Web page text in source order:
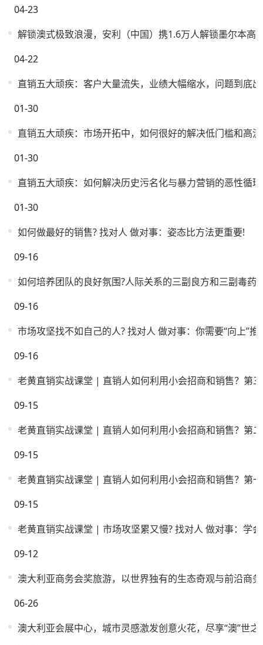
04-23
解锁澳式极致浪漫，安利（中国）携1.6万人解锁墨尔本高
04-22
直销五大顽疾：客户大量流失，业绩大幅缩水，问题到底
01-30
直销五大顽疾：市场开拓中，如何很好的解决低门槛和高
01-30
直销五大顽疾：如何解决历史污名化与暴力营销的恶性循
01-30
如何做最好的销售? 找对人 做对事：姿态比方法更重要!
09-16
如何培养团队的良好氛围?人际关系的三副良方和三副毒药
09-16
市场攻坚找不如自己的人? 找对人 做对事：你需要“向上”推
09-16
老黄直销实战课堂 | 直销人如何利用小会招商和销售？第
09-15
老黄直销实战课堂 | 直销人如何利用小会招商和销售？第
09-15
老黄直销实战课堂 | 直销人如何利用小会招商和销售？第
09-15
老黄直销实战课堂 | 市场攻坚累又慢? 找对人 做对事：学
09-12
澳大利亚商务会奖旅游，以世界独有的生态奇观与前沿商
06-26
澳大利亚会展中心，城市灵感激发创意火花，尽享“澳”世之